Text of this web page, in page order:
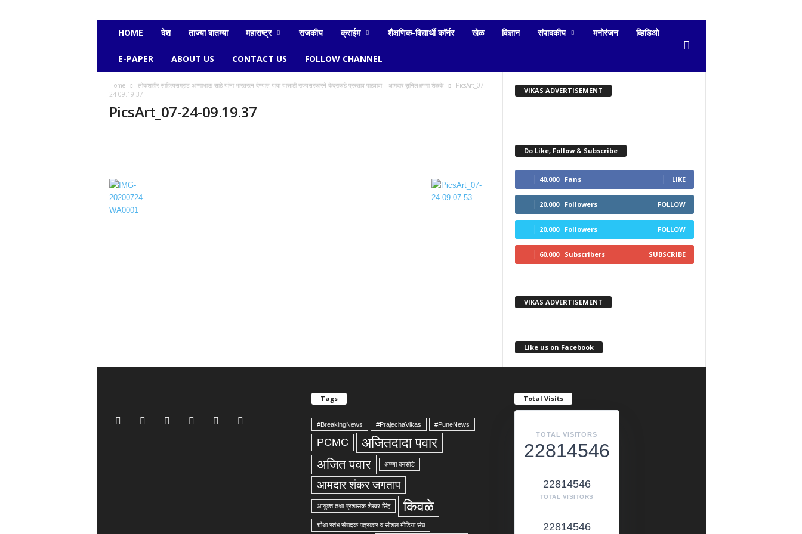
HOME देश ताज्या बातम्या महाराष्ट्र राजकीय क्राईम शैक्षणिक-विद्यार्थी काॅर्नर खेळ विज्ञान संपादकीय मनोरंजन व्हिडिओ
E-PAPER ABOUT US CONTACT US FOLLOW CHANNEL
Home लोकशाहीर साहित्यसम्राट अण्णाभाऊ साठे यांना भारतरत्न देण्यात यावा यासाठी राज्यसरकारने केंद्राकडे प्रस्ताव पाठवावा – आमदार सुनिलअण्णा शेळके
PicsArt_07-
24-09.19.37
PicsArt_07-24-09.19.37
VIKAS ADVERTISEMENT
Do Like, Follow & Subscribe
40,000 Fans LIKE
20,000 Followers FOLLOW
20,000 Followers FOLLOW
60,000 Subscribers SUBSCRIBE
VIKAS ADVERTISEMENT
Like us on Facebook
Tags
#BreakingNews #PrajechaVikas #PuneNews
PCMC अजितदादा पवार
अजित पवार अण्णा बनसोडे
आमदार शंकर जगताप
आयुक्त तथा प्रशासक शेखर सिंह किवळे
चौथा स्तंभ संपादक पत्रकार व सोशल मीडिया संघ
Total Visits
TOTAL VISITORS
22814546
22814546
TOTAL VISITORS
22814546